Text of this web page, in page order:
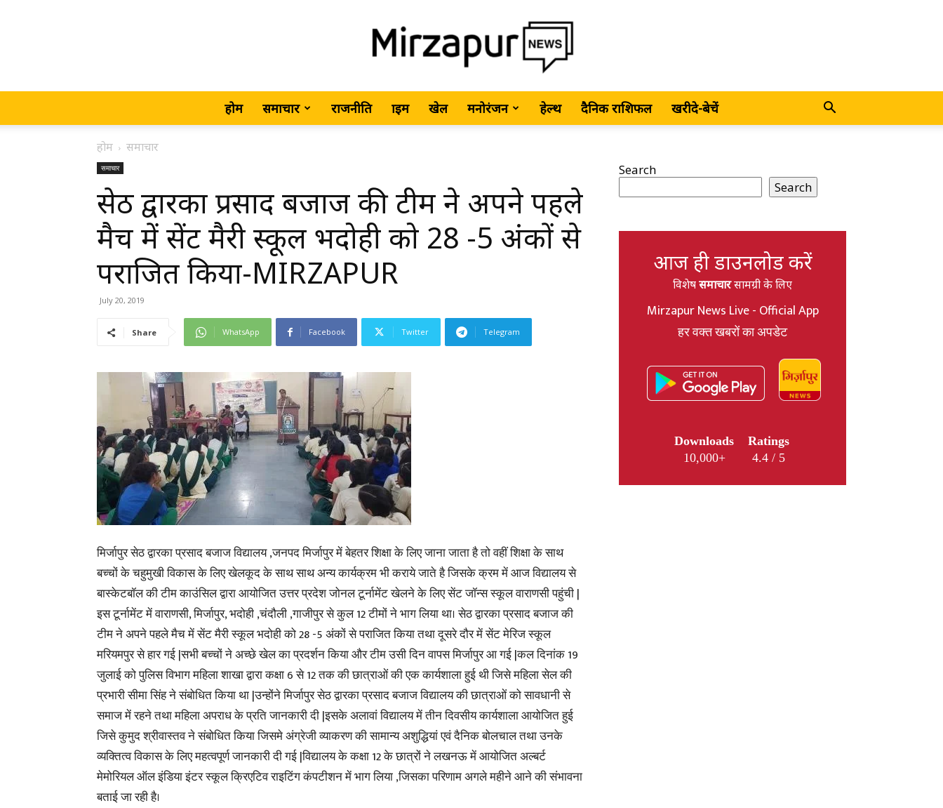
MirzapurNews.com
•
News
in
Hindi,
होम समाचार राजनीति क्राइम खेल मनोरंजन हेल्थ दैनिक राशिफल खरीदे-बेचें
होम समाचार
समाचार
सेठ द्वारका प्रसाद बजाज की टीम ने अपने पहले
मैच में सेंट मैरी स्कूल भदोही को 28 -5 अंकों से
पराजित किया-MIRZAPUR
July 20, 2019
Share WhatsApp Facebook Twitter Telegram
मिर्जापुर सेठ द्वारका प्रसाद बजाज विद्यालय ,जनपद मिर्जापुर में बेहतर शिक्षा के लिए जाना जाता है तो वहीं शिक्षा के साथ
बच्चों के चहुमुखी विकास के लिए खेलकूद के साथ साथ अन्य कार्यक्रम भी कराये जाते है जिसके क्रम में आज विद्यालय से
बास्केटबॉल की टीम काउंसिल द्वारा आयोजित उत्तर प्रदेश जोनल टूर्नामेंट खेलने के लिए सेंट जॉन्स स्कूल वाराणसी पहुंची |
इस टूर्नामेंट में वाराणसी, मिर्जापुर, भदोही ,चंदौली ,गाजीपुर से कुल 12 टीमों ने भाग लिया था। सेठ द्वारका प्रसाद बजाज की
टीम ने अपने पहले मैच में सेंट मैरी स्कूल भदोही को 28 -5 अंकों से पराजित किया तथा दूसरे दौर में सेंट मेरिज स्कूल
मरियमपुर से हार गई |सभी बच्चों ने अच्छे खेल का प्रदर्शन किया और टीम उसी दिन वापस मिर्जापुर आ गई |कल दिनांक 19
जुलाई को पुलिस विभाग महिला शाखा द्वारा कक्षा 6 से 12 तक की छात्राओं की एक कार्यशाला हुई थी जिसे महिला सेल की
प्रभारी सीमा सिंह ने संबोधित किया था |उन्होंने मिर्जापुर सेठ द्वारका प्रसाद बजाज विद्यालय की छात्राओं को सावधानी से
समाज में रहने तथा महिला अपराध के प्रति जानकारी दी |इसके अलावां विद्यालय में तीन दिवसीय कार्यशाला आयोजित हुई
जिसे कुमुद श्रीवास्तव ने संबोधित किया जिसमे अंग्रेजी व्याकरण की सामान्य अशुद्धियां एवं दैनिक बोलचाल तथा उनके
व्यक्तित्व विकास के लिए महत्वपूर्ण जानकारी दी गई |विद्यालय के कक्षा 12 के छात्रों ने लखनऊ में आयोजित अल्बर्ट
मेमोरियल ऑल इंडिया इंटर स्कूल क्रिएटिव राइटिंग कंपटीशन में भाग लिया ,जिसका परिणाम अगले महीने आने की संभावना
बताई जा रही है।
Search
Search
आज ही डाउनलोड करें
विशेषसमाचारसामग्री के लिए
Mirzapur News Live - Official App
हर वक्त खबरों का अपडेट
Downloads
10,000+
Ratings
4.4 / 5